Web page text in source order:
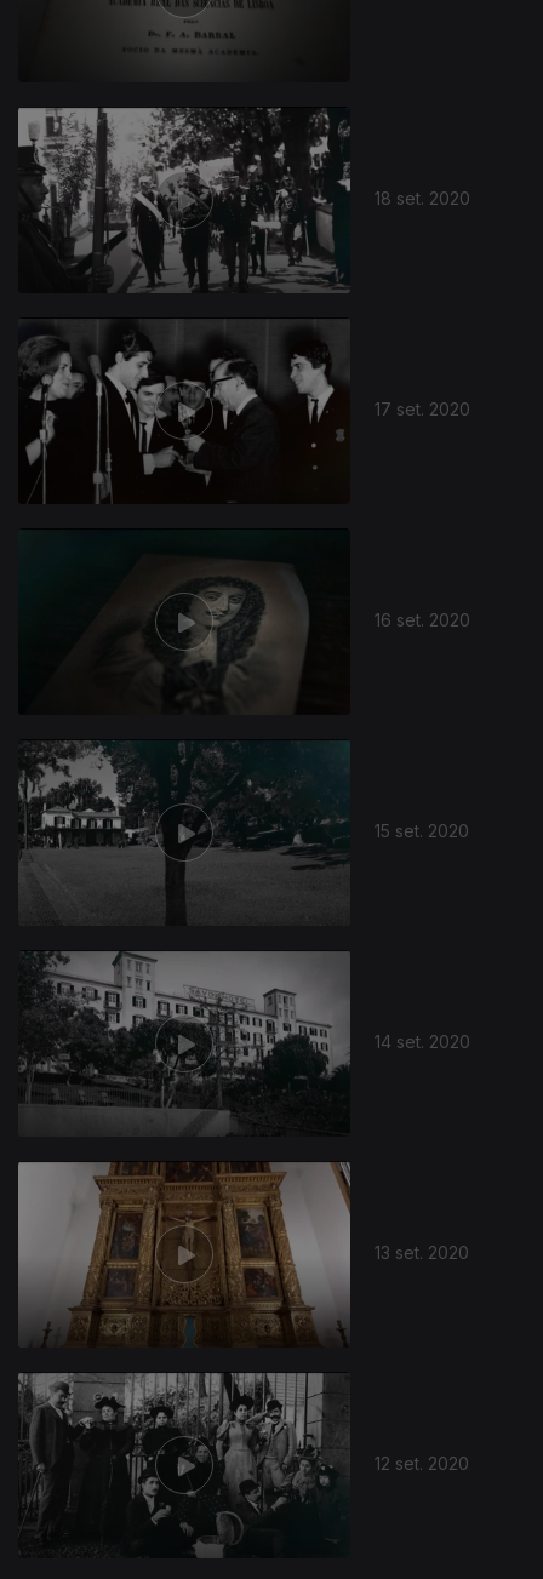
18 set. 2020
17 set. 2020
16 set. 2020
15 set. 2020
14 set. 2020
13 set. 2020
12 set. 2020